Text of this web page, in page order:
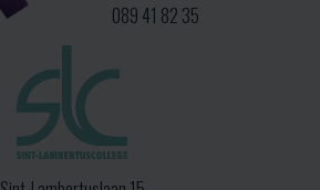
089 41 82 35